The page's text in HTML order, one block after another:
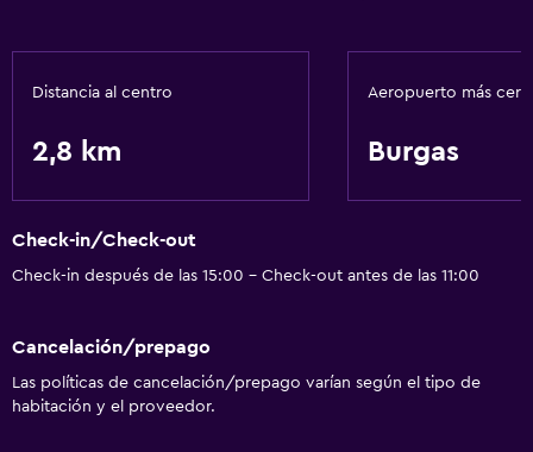
Distancia al centro
2,8 km
Aeropuerto más
Burgas
Check-in/Check-out
Check-in después de las 15:00 - Check-out antes de las 11:00
Cancelación/prepago
Las políticas de cancelación/prepago varían según el tipo de
habitación y el proveedor.